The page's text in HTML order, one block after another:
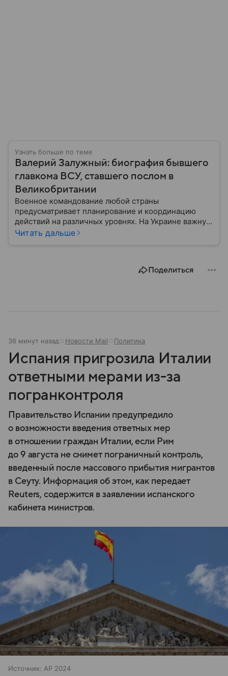
Узнать больше по теме
Валерий Залужный: биография бывшего
главкома ВСУ, ставшего послом в
Великобритании
Военное командование любой страны
предусматривает планирование и координацию
действий на различных уровнях. На Украине важную
роль в этом процессе выполнял Валерий Залужный,
Читать дальше
Поделиться
36 минут назад Новости Mail Политика
Испания пригрозила Италии
ответными мерами из-за
погранконтроля
Правительство Испании предупредило
о возможности введения ответных мер
в отношении граждан Италии, если Рим
до 9 августа не снимет пограничный контроль,
введенный после массового прибытия мигрантов
в Сеуту. Информация об этом, как передает
Reuters, содержится в заявлении испанского
кабинета министров.
Источник: AP 2024